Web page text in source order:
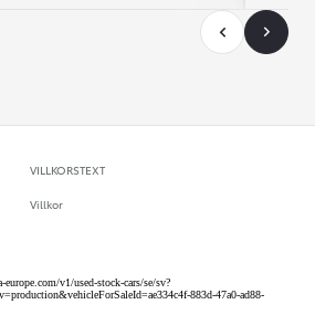
VILLKORSTEXT
Villkor
v1/used-stock-cars/se/sv?
883d-47a0-ad88-